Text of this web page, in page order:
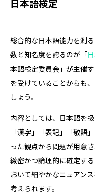
日本語検定
総合的な日本語能力を測
数と知名度を誇るのが「
本語検定委員会」が主催
を受けていることからも
しょう。
内容としては、日本語を
「漢字」「表記」「敬語
った観点から問題が用意
緻密かつ論理的に確定す
おいて細やかなニュアン
考えられます。